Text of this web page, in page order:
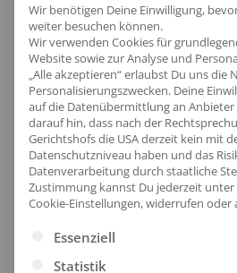
Größentabelle
Lieferzeit
[jgm-review-widget]
Wir benötigen Deine Einwilligung,
weiter besuchen können.
Wir verwenden Cookies für
Website sowie zur Analyse und
„Alle akzeptieren“ erlaubst Du uns die
Personalisierungszwecken. Deine
auf die Datenübermittlung an Anbieter
darauf hin, dass nach der
Gerichtshofs die USA derzeit kein mit
Datenschutzniveau haben und das
Datenverarbeitung durch staatliche
Zustimmung kannst Du jederzeit unter
Cookie-Einstellungen, widerrufen oder
Es folgt eine Liste der
Essenziell
Statistik